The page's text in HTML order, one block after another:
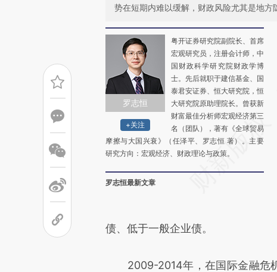
势在短期内难以缓解，财政风险尤其是地方
罗志恒
+关注
粤开证券研究院副院长、首席
宏观研究员，注册会计师，中
国财政科学研究院财政学博
士。先后就职于建信基金、国
泰君安证券、恒大研究院，恒
大研究院原助理院长。曾获新
财富最佳分析师宏观经济第三
名（团队），著有《全球贸易
摩擦与大国兴衰》（任泽平、罗志恒 著）。主要
研究方向：宏观经济、财政理论与政策。
罗志恒最新文章
债、低于一般企业债。
2009-2014年，在国际金融危机